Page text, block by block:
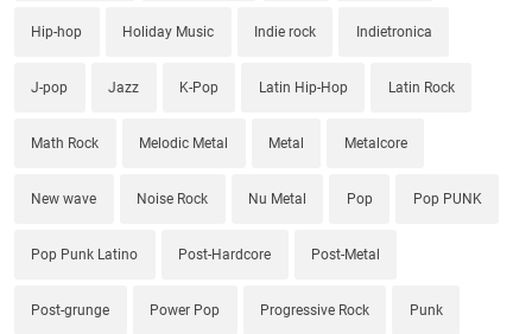
Hip-hop Holiday Music Indie rock Indietronica
J-pop Jazz K-Pop Latin Hip-Hop Latin Rock
Math Rock Melodic Metal Metal Metalcore
New wave Noise Rock Nu Metal Pop Pop PUNK
Pop Punk Latino Post-Hardcore Post-Metal
Post-grunge Power Pop Progressive Rock Punk